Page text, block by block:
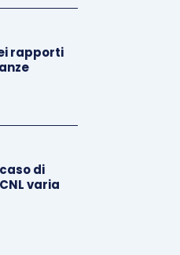
rapporti
di
varia